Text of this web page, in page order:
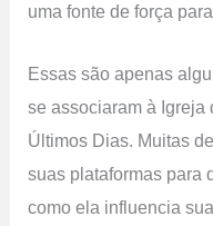
uma fonte de força
Essas são apenas
se associaram à Igreja
Últimos Dias. Muitas
suas plataformas para
como ela influencia